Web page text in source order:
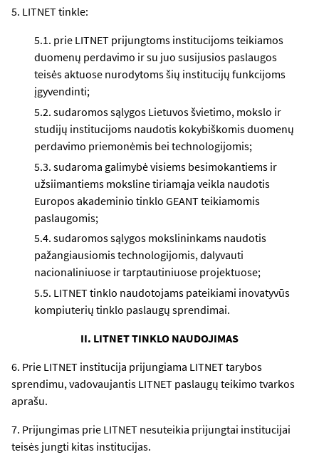
5. LITNET tinkle:
5.1. prie LITNET prijungtoms institucijoms teikiamos
duomenų perdavimo ir su juo susijusios paslaugos
teisės aktuose nurodytoms šių institucijų funkcijoms
įgyvendinti;
5.2. sudaromos sąlygos Lietuvos švietimo, mokslo ir
studijų institucijoms naudotis kokybiškomis duomenų
perdavimo priemonėmis bei technologijomis;
5.3. sudaroma galimybė visiems besimokantiems ir
užsiimantiems moksline tiriamąja veikla naudotis
Europos akademinio tinklo GEANT teikiamomis
paslaugomis;
5.4. sudaromos sąlygos mokslininkams naudotis
pažangiausiomis technologijomis, dalyvauti
nacionaliniuose ir tarptautiniuose projektuose;
5.5. LITNET tinklo naudotojams pateikiami inovatyvūs
kompiuterių tinklo paslaugų sprendimai.
II. LITNET TINKLO NAUDOJIMAS
6. Prie LITNET institucija prijungiama LITNET tarybos
sprendimu, vadovaujantis LITNET paslaugų teikimo tvarkos
aprašu.
7. Prijungimas prie LITNET nesuteikia prijungtai institucijai
teisės jungti kitas institucijas.